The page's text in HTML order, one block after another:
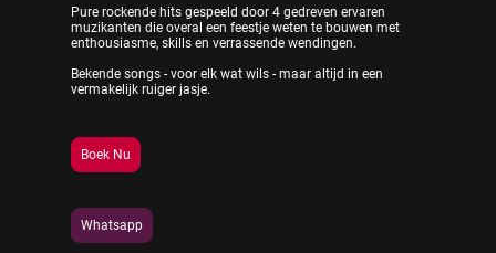
Pure rockende hits gespeeld door 4 gedreven ervaren
muzikanten die overal een feestje weten te bouwen met
enthousiasme, skills en verrassende wendingen.
Bekende songs - voor elk wat wils - maar altijd in een
vermakelijk ruiger jasje.
Boek Nu
Whatsapp